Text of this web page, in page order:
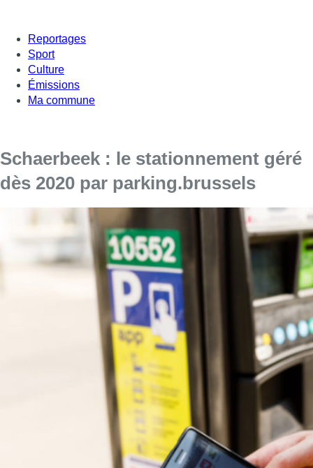
Reportages
Sport
Culture
Émissions
Ma commune
Schaerbeek : le stationnement géré
dès 2020 par parking.brussels